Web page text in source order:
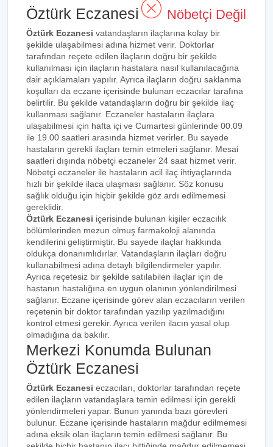
Öztürk Eczanesi Nöbetçi Değil
Öztürk Eczanesi vatandaşların ilaçlarına kolay bir
şekilde ulaşabilmesi adına hizmet verir. Doktorlar
tarafından reçete edilen ilaçların doğru bir şekilde
kullanılması için ilaçların hastalara nasıl kullanılacağına
dair açıklamaları yapılır. Ayrıca ilaçların doğru saklanma
koşulları da eczane içerisinde bulunan eczacılar tarafına
belirtilir. Bu şekilde vatandaşların doğru bir şekilde ilaç
kullanması sağlanır. Eczaneler hastaların ilaçlara
ulaşabilmesi için hafta içi ve Cumartesi günlerinde 00.09
ile 19.00 saatleri arasında hizmet verirler. Bu sayede
hastaların gerekli ilaçları temin etmeleri sağlanır. Mesai
saatleri dışında nöbetçi eczaneler 24 saat hizmet verir.
Nöbetçi eczaneler ile hastaların acil ilaç ihtiyaçlarında
hızlı bir şekilde ilaca ulaşması sağlanır. Söz konusu
sağlık olduğu için hiçbir şekilde göz ardı edilmemesi
gereklidir.
Öztürk Eczanesi içerisinde bulunan kişiler eczacılık
bölümlerinden mezun olmuş farmakoloji alanında
kendilerini geliştirmiştir. Bu sayede ilaçlar hakkında
oldukça donanımlıdırlar. Vatandaşların ilaçları doğru
kullanabilmesi adına detaylı bilgilendirmeler yapılır.
Ayrıca reçetesiz bir şekilde satılabilen ilaçlar için de
hastanın hastalığına en uygun olanının yönlendirilmesi
sağlanır. Eczane içerisinde görev alan eczacıların verilen
reçetenin bir doktor tarafından yazılıp yazılmadığını
kontrol etmesi gerekir. Ayrıca verilen ilacın yasal olup
olmadığına da bakılır.
Merkezi Konumda Bulunan
Öztürk Eczanesi
Öztürk Eczanesi eczacıları, doktorlar tarafından reçete
edilen ilaçların vatandaşlara temin edilmesi için gerekli
yönlendirmeleri yapar. Bunun yanında bazı görevleri
bulunur. Eczane içerisinde hastaların mağdur edilmemesi
adına eksik olan ilaçların temin edilmesi sağlanır. Bu